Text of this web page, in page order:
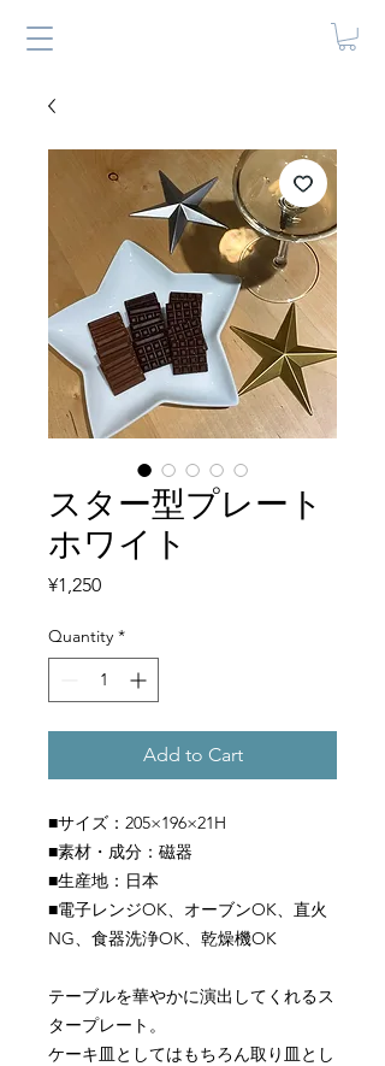
スター型プレート
ホワイト
¥1,250Price
Quantity *
Add to Cart
■サイズ：205×196×21H
■素材・成分：磁器
■生産地：日本
■電子レンジOK、オーブンOK、直火
NG、食器洗浄OK、乾燥機OK
テーブルを華やかに演出してくれるス
タープレート。
ケーキ皿としてはもちろん取り皿とし